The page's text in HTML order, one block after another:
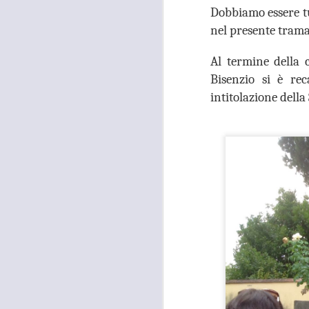
Dobbiamo essere
nel presente
Al termine della
Bisenzio si è
intitolazione della
società che gestisce la mostra